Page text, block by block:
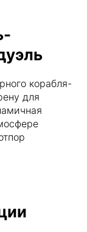
корабля-
для